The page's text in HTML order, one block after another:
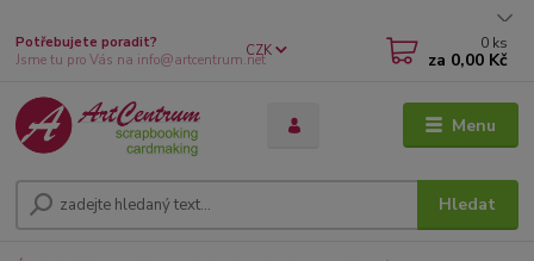
Menu
CZK
Hledat
Potřebujete poradit?
Jsme tu pro Vás na info@artcentrum.net
0 ks
za 0,00 Kč